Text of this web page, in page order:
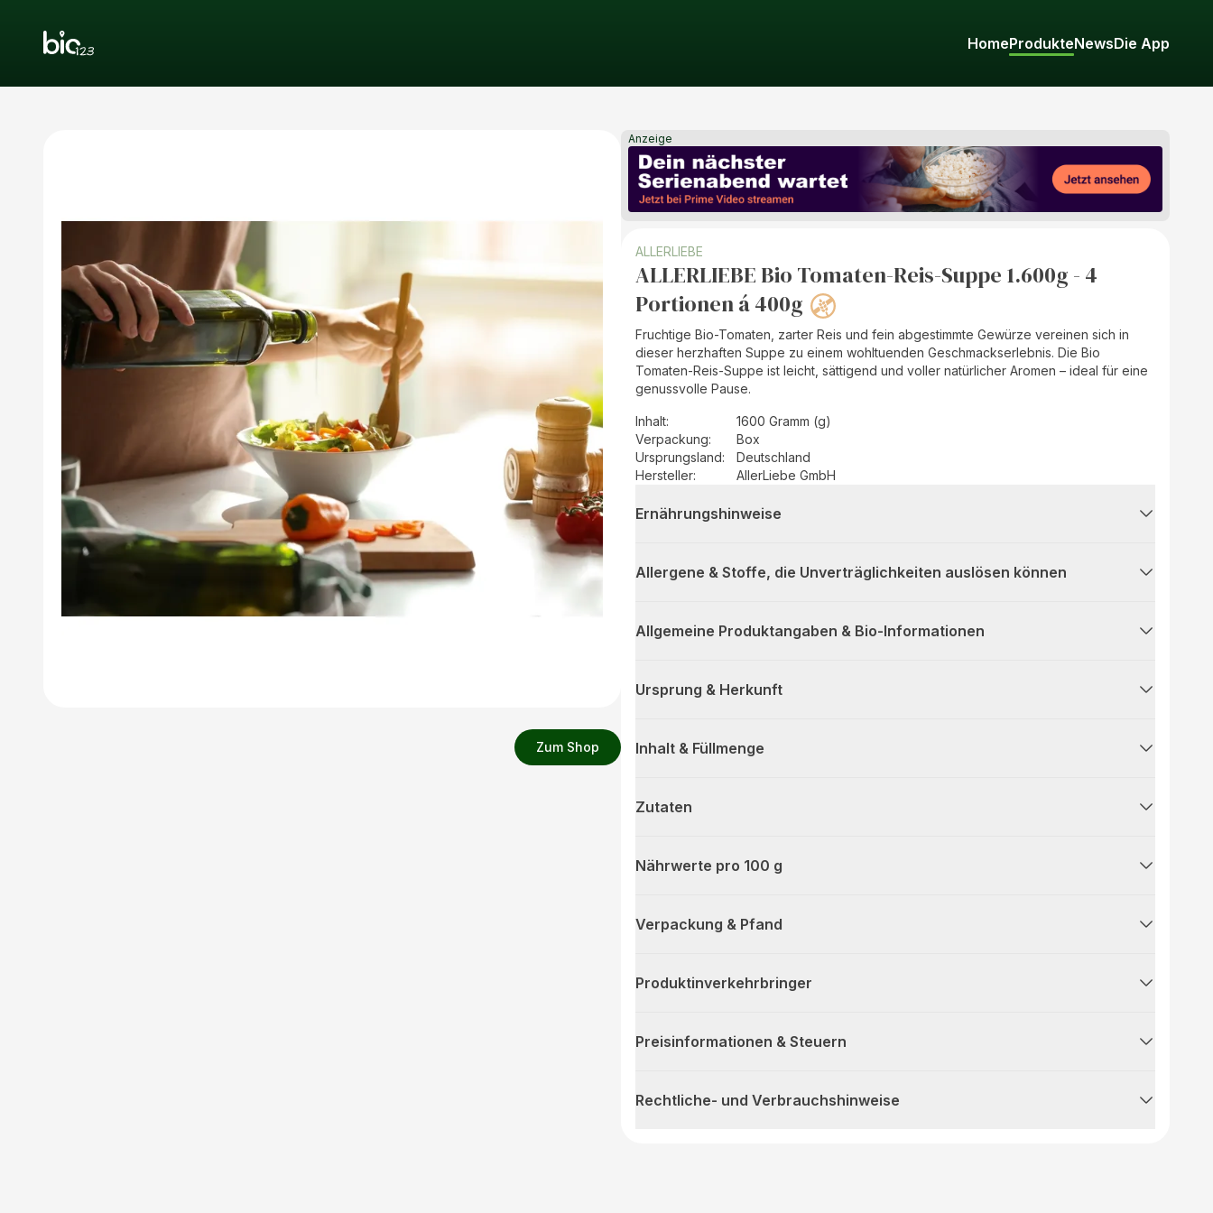
HomeProdukteNewsDie App
Zum Shop
Anzeige
ALLERLIEBE
ALLERLIEBE Bio Tomaten-Reis-Suppe 1.600g - 4
Portionen á 400g
Fruchtige Bio-Tomaten, zarter Reis und fein abgestimmte Gewürze vereinen sich in
dieser herzhaften Suppe zu einem wohltuenden Geschmackserlebnis. Die Bio
Tomaten-Reis-Suppe ist leicht, sättigend und voller natürlicher Aromen – ideal für eine
genussvolle Pause.
Inhalt:
1600 Gramm (g)
Verpackung:
Box
Ursprungsland:
Deutschland
Hersteller: AllerLiebe GmbH
Ernährungshinweise
Allergene & Stoffe, die Unverträglichkeiten auslösen können
Allgemeine Produktangaben & Bio-Informationen
Ursprung & Herkunft
Inhalt & Füllmenge
Zutaten
Nährwerte pro 100 g
Verpackung & Pfand
Produktinverkehrbringer
Preisinformationen & Steuern
Rechtliche- und Verbrauchshinweise